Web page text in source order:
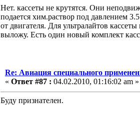
Нет. кассеты не крутятся. Они
подается хим.раствор под давлением
от двигателя. Для ультралайтов
выложу. Есть один новый комплект
Re: Авиация специального
« Ответ #87 : 04.02.2010, 01:16:02 am »
Буду признателен.